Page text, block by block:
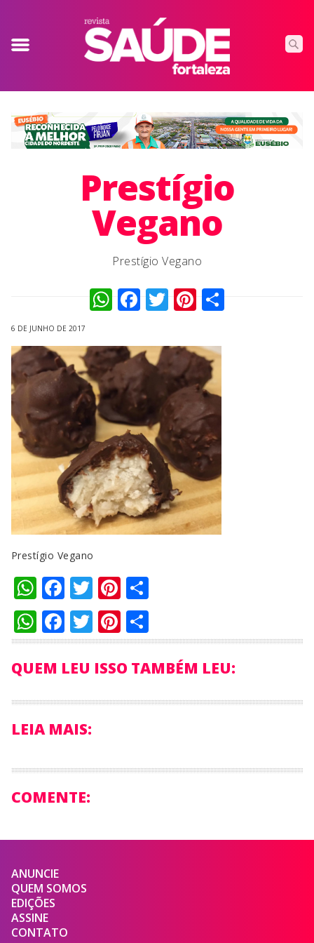
Prestígio
Vegano
Prestígio Vegano
WhatsApp
Facebook
TwitterPinterest
6 DE JUNHO DE 2017
Prestígio Vegano
WhatsApp
Facebook
Twitter
Pinterest
Compartilhar
WhatsApp
Facebook
Twitter
Pinterest
Compartilhar
QUEM LEU ISSO TAMBÉM LEU:
LEIA MAIS:
COMENTE:
ANUNCIE
QUEM SOMOS
EDIÇÕES
ASSINE
CONTATO